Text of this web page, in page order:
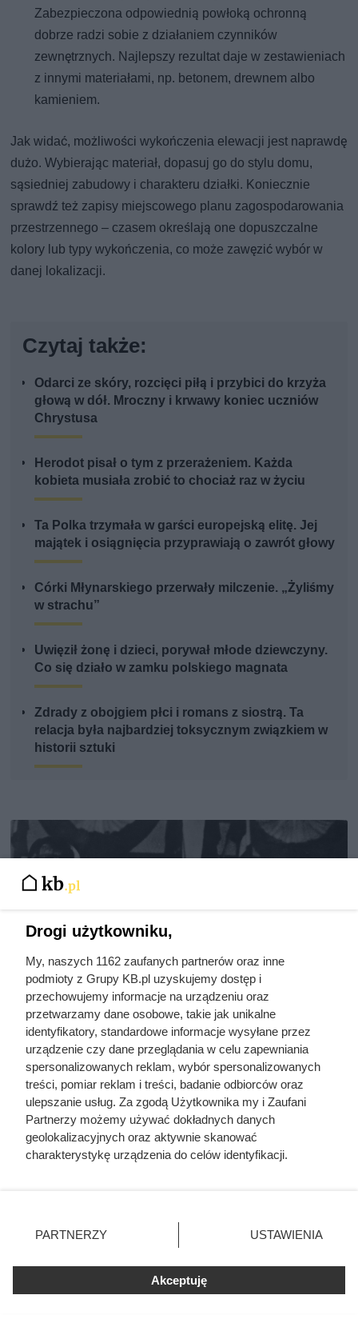
Zabezpieczona odpowiednią powłoką ochronną
dobrze radzi sobie z działaniem czynników
zewnętrznych. Najlepszy rezultat daje w zestawieniach
z innymi materiałami, np. betonem, drewnem albo
kamieniem.
Jak widać, możliwości wykończenia elewacji jest naprawdę
dużo. Wybierając materiał, dopasuj go do stylu domu,
sąsiedniej zabudowy i charakteru działki. Koniecznie
sprawdź też zapisy miejscowego planu zagospodarowania
przestrzennego – czasem określają one dopuszczalne
kolory lub typy wykończenia, co może zawęzić wybór w
danej lokalizacji.
Czytaj także:
Odarci ze skóry, rozcięci piłą i przybici do krzyża
głową w dół. Mroczny i krwawy koniec uczniów
Chrystusa
Herodot pisał o tym z przerażeniem. Każda
kobieta musiała zrobić to chociaż raz w życiu
Ta Polka trzymała w garści europejską elitę. Jej
majątek i osiągnięcia przyprawiają o zawrót głowy
Córki Młynarskiego przerwały milczenie. „Żyliśmy
w strachu”
Uwięził żonę i dzieci, porywał młode dziewczyny.
Co się działo w zamku polskiego magnata
Zdrady z obojgiem płci i romans z siostrą. Ta
relacja była najbardziej toksycznym związkiem w
historii sztuki
Doprowadził do śmierci większej
liczby ludzi niż Hitler i Stalin
razem wzięci. Mimo to czczą go
jako bohatera
Drogi użytkowniku,
My, naszych 1162 zaufanych partnerów oraz inne
podmioty z Grupy KB.pl uzyskujemy dostęp i
przechowujemy informacje na urządzeniu oraz
przetwarzamy dane osobowe, takie jak unikalne
identyfikatory, standardowe informacje wysyłane przez
urządzenie czy dane przeglądania w celu zapewniania
spersonalizowanych reklam, wybór spersonalizowanych
treści, pomiar reklam i treści, badanie odbiorców oraz
ulepszanie usług. Za zgodą Użytkownika my i Zaufani
Partnerzy możemy używać dokładnych danych
geolokalizacyjnych oraz aktywnie skanować
charakterystykę urządzenia do celów identyfikacji.
zmienić/wycofać klikając przycisk ustawień prywatności
znajdujący się w lewym dolnym rogu strony. Niektóre
użytkownika, ale masz prawo sprzeciwić się takiemu
przetwarzaniu. Preferencje będą miały zastosowania tylko
PARTNERZY USTAWIENIA
Akceptuję